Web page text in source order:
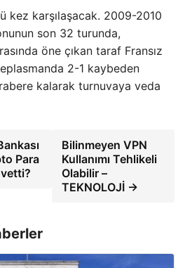
kez karşılaşacak. 2009-2010
son 32 turunda,
öne çıkan taraf Fransız
2-1 kaybeden
kalarak turnuvaya veda
Para
Bilinmeyen VPN
Kullanımı Tehlikeli
Olabilir –
TEKNOLOJİ →